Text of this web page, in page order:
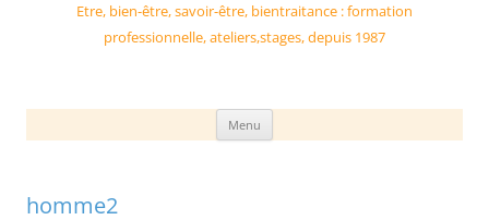
Etre, bien-être, savoir-être, bientraitance : formation
professionnelle, ateliers,stages, depuis 1987
Menu Aller
contenu
homme2